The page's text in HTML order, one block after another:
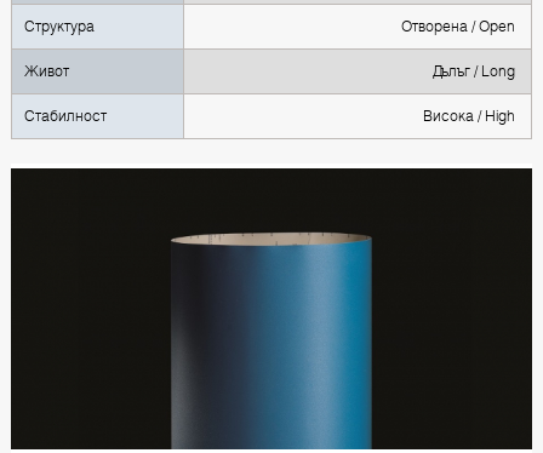
Структура Oтворена / Open
Живот Дълъг / Long
Стабилност Висока / High